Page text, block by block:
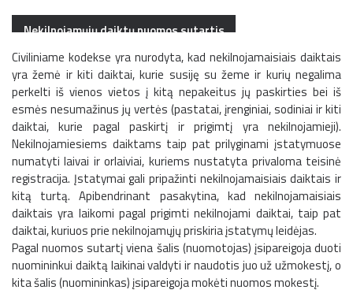
Nekilnojamųjų daiktų nuomos sutartis
Civiliniame kodekse yra nurodyta, kad nekilnojamaisiais daiktais
yra žemė ir kiti daiktai, kurie susiję su žeme ir kurių negalima
perkelti iš vienos vietos į kitą nepakeitus jų paskirties bei iš
esmės nesumažinus jų vertės (pastatai, įrenginiai, sodiniai ir kiti
daiktai, kurie pagal paskirtį ir prigimtį yra nekilnojamieji).
Nekilnojamiesiems daiktams taip pat prilyginami įstatymuose
numatyti laivai ir orlaiviai, kuriems nustatyta privaloma teisinė
registracija. Įstatymai gali pripažinti nekilnojamaisiais daiktais ir
kitą turtą. Apibendrinant pasakytina, kad nekilnojamaisiais
daiktais yra laikomi pagal prigimti nekilnojami daiktai, taip pat
daiktai, kuriuos prie nekilnojamųjų priskiria įstatymų leidėjas.
Pagal nuomos sutartį viena šalis (nuomotojas) įsipareigoja duoti
nuomininkui daiktą laikinai valdyti ir naudotis juo už užmokestį, o
kita šalis (nuomininkas) įsipareigoja mokėti nuomos mokestį.